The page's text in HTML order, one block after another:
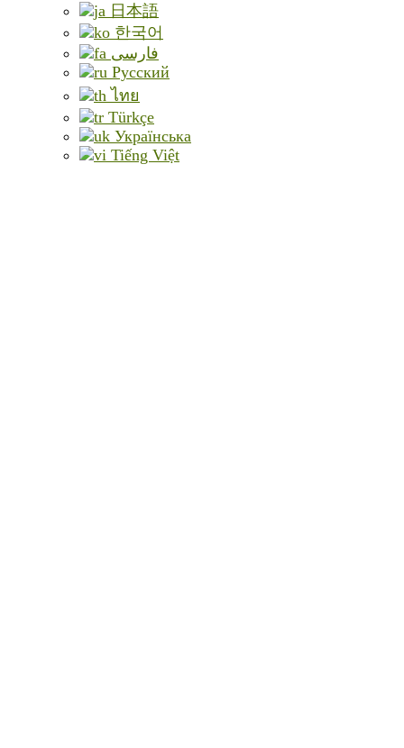
日本語
한국어
فارسی
Русский
ไทย
Türkçe
Українська
Tiếng Việt